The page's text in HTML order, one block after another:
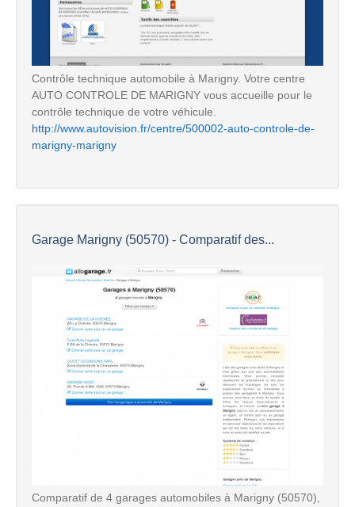
Contrôle technique automobile à Marigny. Votre centre
AUTO CONTROLE DE MARIGNY vous accueille pour le
contrôle technique de votre véhicule.
http://www.autovision.fr/centre/500002-auto-controle-de-
marigny-marigny
Garage Marigny (50570) - Comparatif des...
Comparatif de 4 garages automobiles à Marigny (50570),